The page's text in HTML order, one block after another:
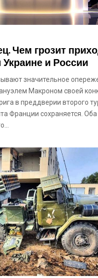
Чем грозит
и России
значительное
Макроном своей
в преддверии второго
Франции сохраняется. Оба